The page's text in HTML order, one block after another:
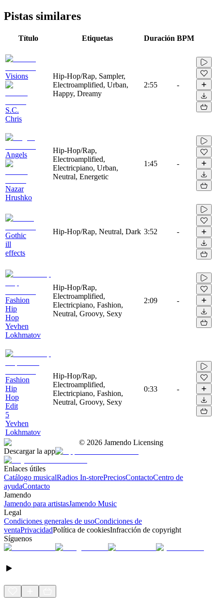
Pistas similares
Título Etiquetas Duración BPM
Visions
S.C.
Chris
Hip-Hop/Rap, Sampler,
Electroamplified, Urban,
Happy, Dreamy
2:55 -
Angels
Nazar
Hrushko
Hip-Hop/Rap,
Electroamplified,
Electricpiano, Urban,
Neutral, Energetic
1:45 -
Gothic
ill
effects
Hip-Hop/Rap, Neutral, Dark 3:52 -
Fashion
Hip
Hop
Yevhen
Lokhmatov
Hip-Hop/Rap,
Electroamplified,
Electricpiano, Fashion,
Neutral, Groovy, Sexy
2:09 -
Fashion
Hip
Hop
Edit
5
Yevhen
Lokhmatov
Hip-Hop/Rap,
Electroamplified,
Electricpiano, Fashion,
Neutral, Groovy, Sexy
0:33 -
© 2026 Jamendo Licensing
Descargar la app
Enlaces útiles
Catálogo musicalRadios In-storePreciosContactoCentro de
ayudaContacto
Jamendo
Jamendo para artistasJamendo Music
Legal
Condiciones generales de usoCondiciones de
ventaPrivacidadPolítica de cookiesInfracción de copyright
Síguenos